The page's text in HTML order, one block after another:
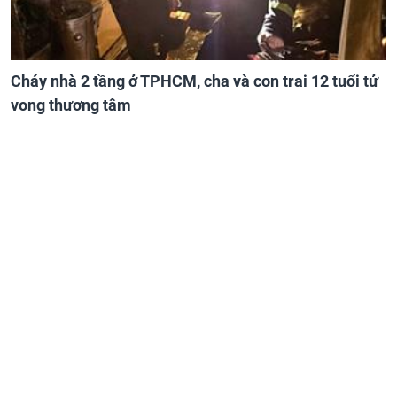
Cháy nhà 2 tầng ở TPHCM, cha và con trai 12 tuổi tử
vong thương tâm